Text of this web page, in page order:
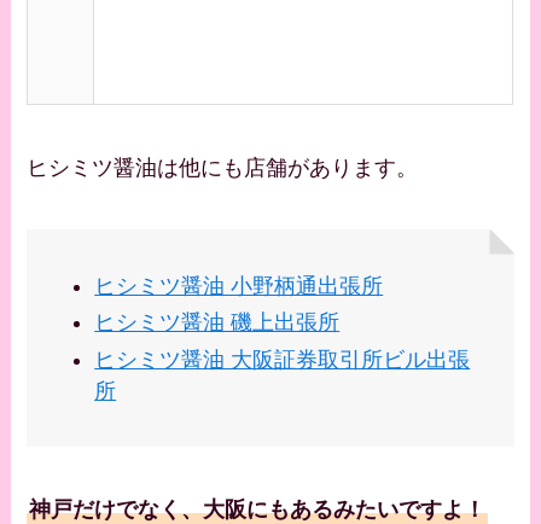
ヒシミツ醤油は他にも店舗があります。
ヒシミツ醤油 小野柄通出張所
ヒシミツ醤油 磯上出張所
ヒシミツ醤油 大阪証券取引所ビル出張
所
神戸だけでなく、大阪にもあるみたいですよ！